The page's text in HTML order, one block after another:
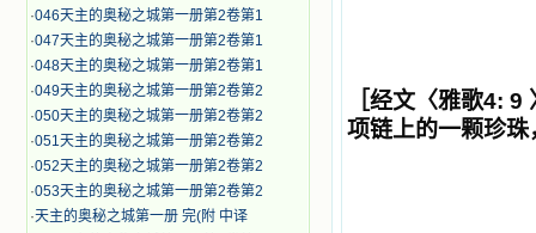
·046天主的奥秘之城第一册第2卷第1
·047天主的奥秘之城第一册第2卷第1
·048天主的奥秘之城第一册第2卷第1
·049天主的奥秘之城第一册第2卷第2
·050天主的奥秘之城第一册第2卷第2
·051天主的奥秘之城第一册第2卷第2
·052天主的奥秘之城第一册第2卷第2
·053天主的奥秘之城第一册第2卷第2
·天主的奥秘之城第一册 完(附 中译
［经文〈雅歌4: 9
项链上的一颗珍